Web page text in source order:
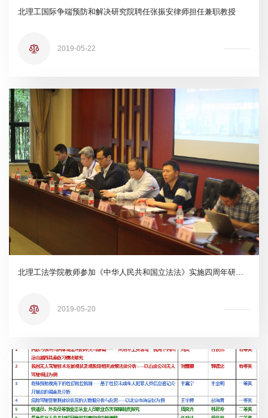
北理工国际争端预防和解决研究院聘任张振安律师担任兼职教授
2019-05-22
北理工法学院教师参加《中华人民共和国立法法》实施四周年研讨会
2019-05-20